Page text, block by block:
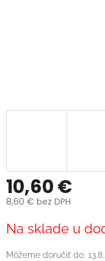
10,60 €
8,60 € bez DPH
cena:
Na sklade u
Môžeme doručiť do: